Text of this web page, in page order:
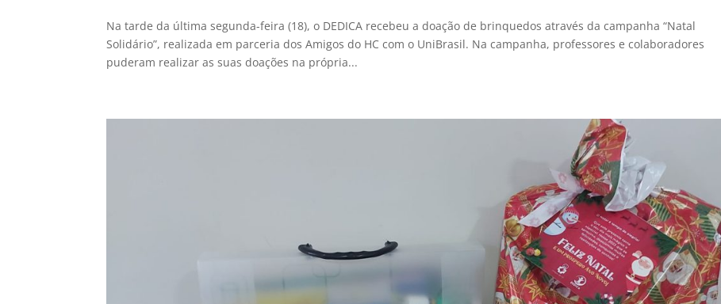
Na tarde da última segunda-feira (18), o DEDICA recebeu a doação de brinquedos através da campanha “Natal
Solidário”, realizada em parceria dos Amigos do HC com o UniBrasil. Na campanha, professores e colaboradores
puderam realizar as suas doações na própria...